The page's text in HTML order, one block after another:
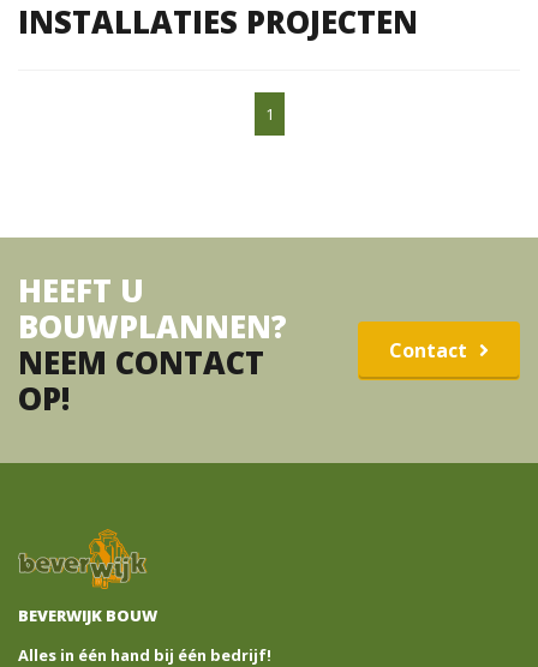
INSTALLATIES PROJECTEN
1
HEEFT U
BOUWPLANNEN?
NEEM CONTACT
OP!
Contact
BEVERWIJK BOUW
Alles in één hand bij één bedrijf!